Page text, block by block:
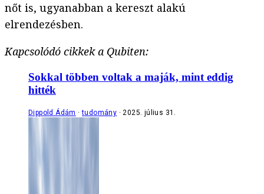
nőt is, ugyanabban a kereszt alakú
elrendezésben.
Kapcsolódó cikkek a Qubiten:
Sokkal többen voltak a maják, mint eddig
hitték
Dippold Ádám tudomány 2025. július 31.